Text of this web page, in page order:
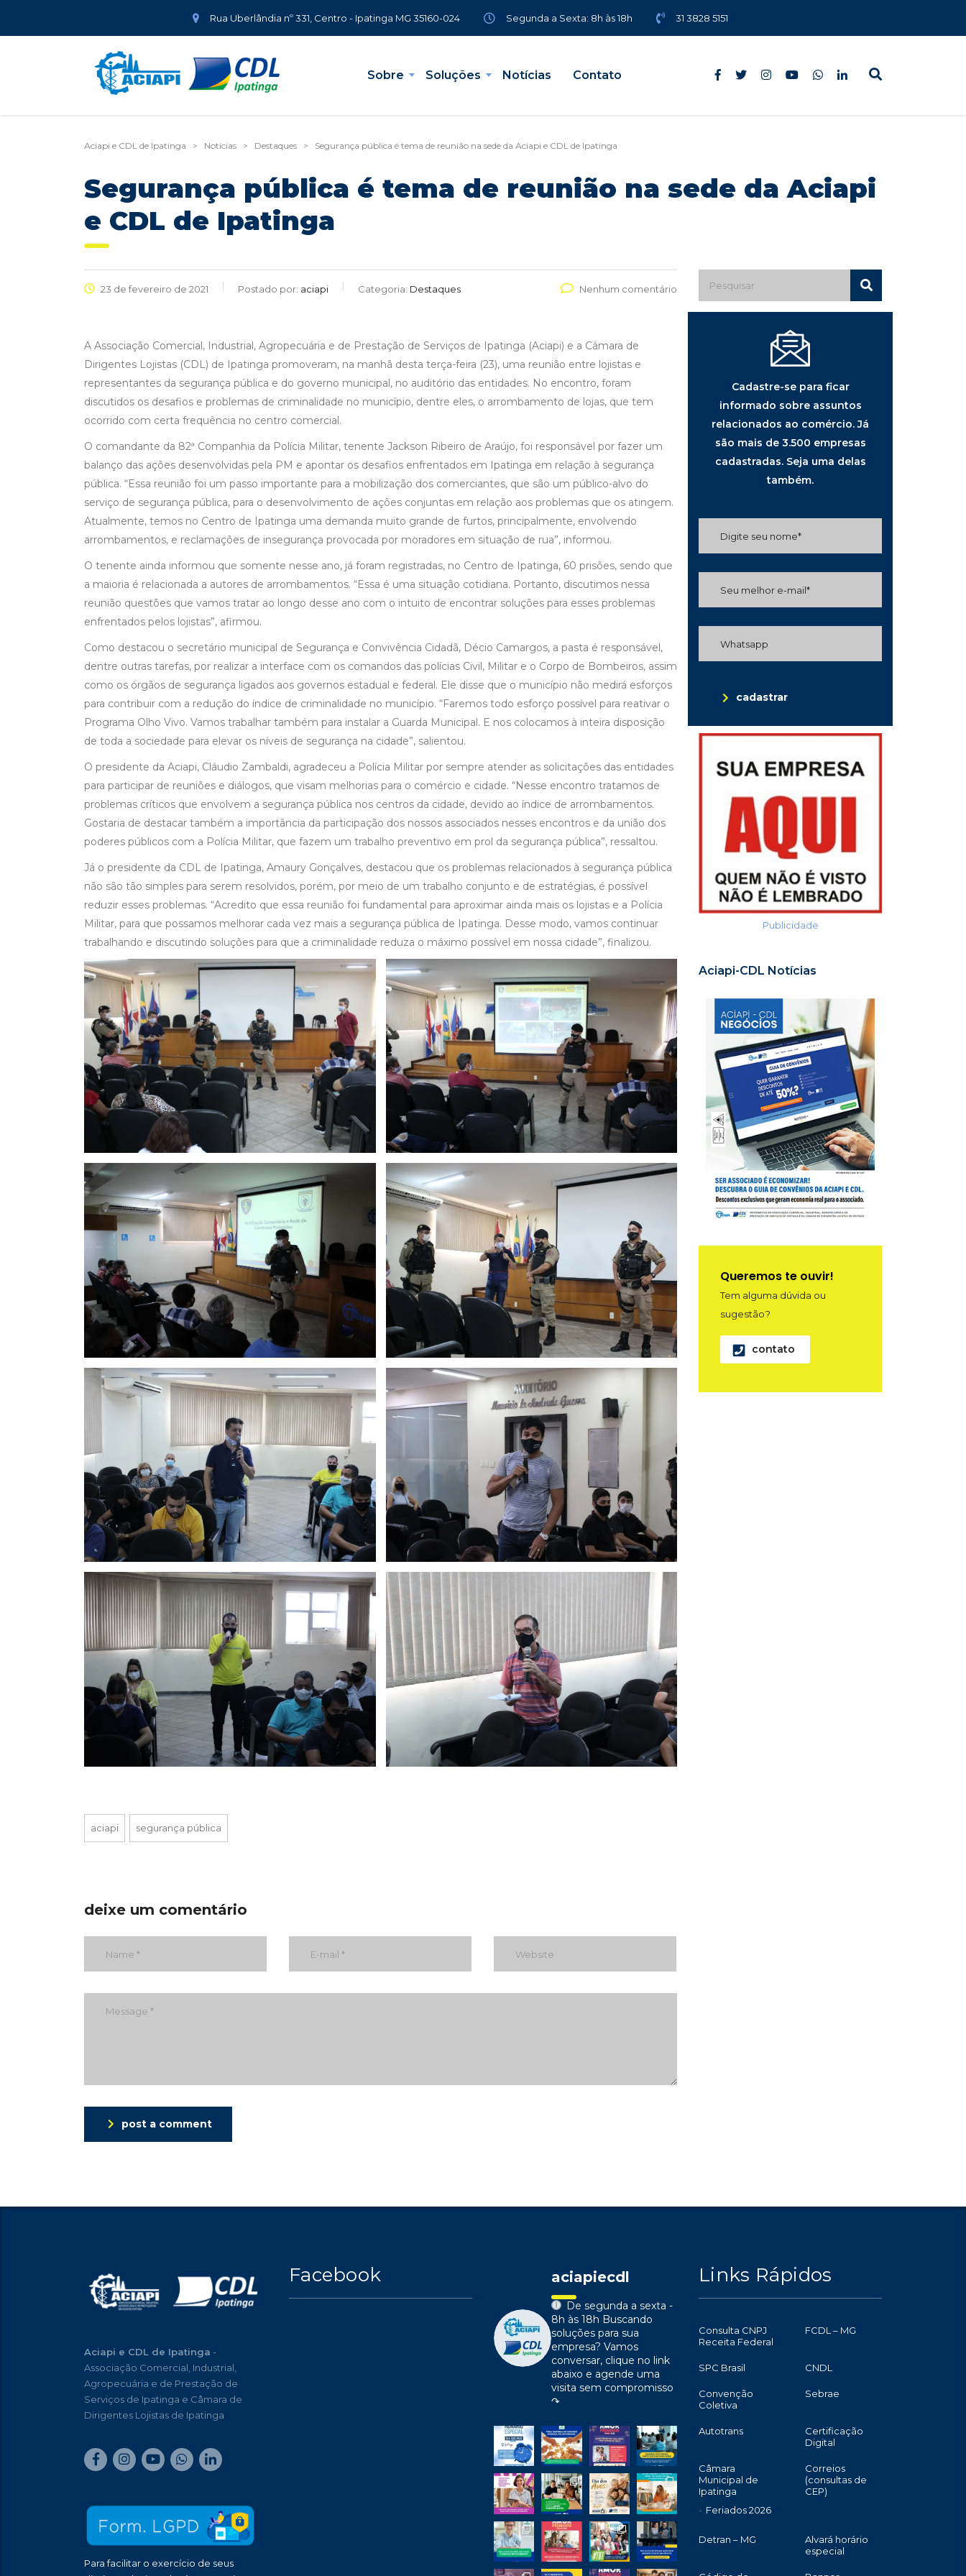
Rua Uberlândia nº 331, Centro - Ipatinga MG 35160-024 Segunda a Sexta: 8h às 18h 31 3828 5151
Sobre Soluções Notícias Contato
Aciapi e CDL de Ipatinga > Notícias > Destaques > Segurança pública é tema de reunião na sede da Aciapi e CDL de Ipatinga
Segurança pública é tema de reunião na sede da Aciapi
e CDL de Ipatinga
23 de fevereiro de 2021 Postado por: aciapi Categoria: Destaques Nenhum comentário
A Associação Comercial, Industrial, Agropecuária e de Prestação de Serviços de Ipatinga (Aciapi) e a Câmara de
Dirigentes Lojistas (CDL) de Ipatinga promoveram, na manhã desta terça-feira (23), uma reunião entre lojistas e
representantes da segurança pública e do governo municipal, no auditório das entidades. No encontro, foram
discutidos os desafios e problemas de criminalidade no município, dentre eles, o arrombamento de lojas, que tem
ocorrido com certa frequência no centro comercial.
O comandante da 82ª Companhia da Polícia Militar, tenente Jackson Ribeiro de Araújo, foi responsável por fazer um
balanço das ações desenvolvidas pela PM e apontar os desafios enfrentados em Ipatinga em relação à segurança
pública. “Essa reunião foi um passo importante para a mobilização dos comerciantes, que são um público-alvo do
serviço de segurança pública, para o desenvolvimento de ações conjuntas em relação aos problemas que os atingem.
Atualmente, temos no Centro de Ipatinga uma demanda muito grande de furtos, principalmente, envolvendo
arrombamentos, e reclamações de insegurança provocada por moradores em situação de rua”, informou.
O tenente ainda informou que somente nesse ano, já foram registradas, no Centro de Ipatinga, 60 prisões, sendo que
a maioria é relacionada a autores de arrombamentos. “Essa é uma situação cotidiana. Portanto, discutimos nessa
reunião questões que vamos tratar ao longo desse ano com o intuito de encontrar soluções para esses problemas
enfrentados pelos lojistas”, afirmou.
Como destacou o secretário municipal de Segurança e Convivência Cidadã, Décio Camargos, a pasta é responsável,
dentre outras tarefas, por realizar a interface com os comandos das polícias Civil, Militar e o Corpo de Bombeiros, assim
como os órgãos de segurança ligados aos governos estadual e federal. Ele disse que o município não medirá esforços
para contribuir com a redução do índice de criminalidade no município. “Faremos todo esforço possível para reativar o
Programa Olho Vivo. Vamos trabalhar também para instalar a Guarda Municipal. E nos colocamos à inteira disposição
de toda a sociedade para elevar os níveis de segurança na cidade”, salientou.
O presidente da Aciapi, Cláudio Zambaldi, agradeceu a Polícia Militar por sempre atender as solicitações das entidades
para participar de reuniões e diálogos, que visam melhorias para o comércio e cidade. “Nesse encontro tratamos de
problemas críticos que envolvem a segurança pública nos centros da cidade, devido ao índice de arrombamentos.
Gostaria de destacar também a importância da participação dos nossos associados nesses encontros e da união dos
poderes públicos com a Polícia Militar, que fazem um trabalho preventivo em prol da segurança pública”, ressaltou.
Já o presidente da CDL de Ipatinga, Amaury Gonçalves, destacou que os problemas relacionados à segurança pública
não são tão simples para serem resolvidos, porém, por meio de um trabalho conjunto e de estratégias, é possível
reduzir esses problemas. “Acredito que essa reunião foi fundamental para aproximar ainda mais os lojistas e a Polícia
Militar, para que possamos melhorar cada vez mais a segurança pública de Ipatinga. Desse modo, vamos continuar
trabalhando e discutindo soluções para que a criminalidade reduza o máximo possível em nossa cidade”, finalizou.
aciapi segurança pública
deixe um comentário
post a comment
Cadastre-se para ficar
informado sobre assuntos
relacionados ao comércio. Já
são mais de 3.500 empresas
cadastradas. Seja uma delas
também.
cadastrar
Publicidade
Aciapi-CDL Notícias
Queremos te ouvir!
Tem alguma dúvida ou
sugestão?
contato
Aciapi e CDL de Ipatinga -
Associação Comercial, Industrial,
Agropecuária e de Prestação de
Serviços de Ipatinga e Câmara de
Dirigentes Lojistas de Ipatinga
Para facilitar o exercício de seus
Facebook aciapiecdl
De segunda a sexta -
8h às 18h Buscando
soluções para sua
empresa? Vamos
conversar, clique no link
abaixo e agende uma
visita sem compromisso
↷
Links Rápidos
Consulta CNPJ
Receita Federal
FCDL – MG
SPC Brasil CNDL
Convenção
Coletiva
Sebrae
Autotrans
Certificação
Digital
Câmara
Municipal de
Ipatinga
Feriados 2026
Correios
(consultas de
CEP)
Detran – MG
Alvará horário
especial